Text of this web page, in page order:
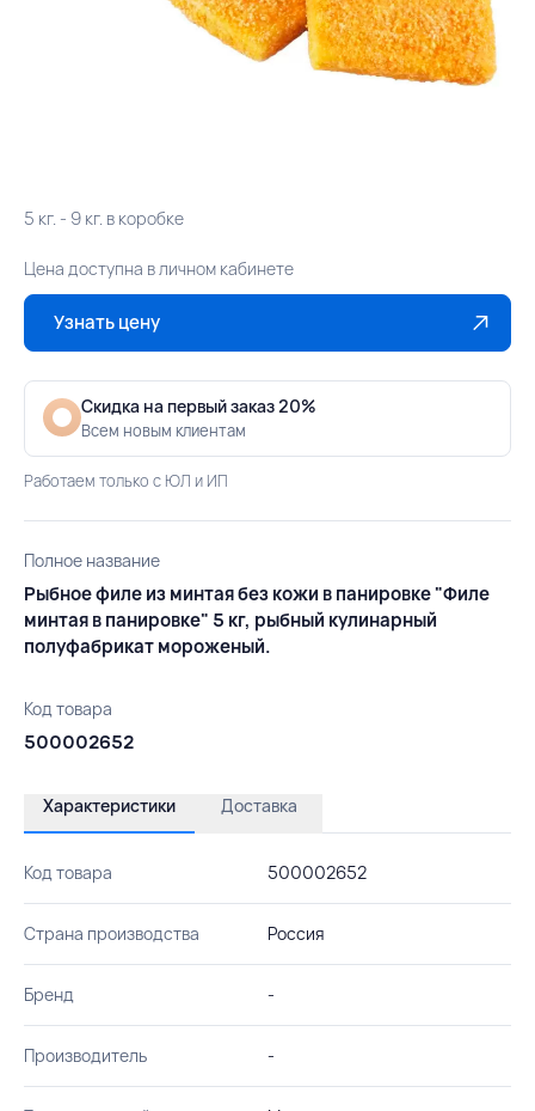
5 кг. - 9 кг. в коробке
Цена доступна в личном кабинете
Узнать цену
Скидка на первый заказ 20%
Всем новым клиентам
Работаем только с ЮЛ и ИП
Полное название
Рыбное филе из минтая без кожи в панировке "Филе
минтая в панировке" 5 кг, рыбный кулинарный
полуфабрикат мороженый.
Код товара
500002652
Характеристики Доставка
Код товара 500002652
Страна производства Россия
Бренд -
Производитель -